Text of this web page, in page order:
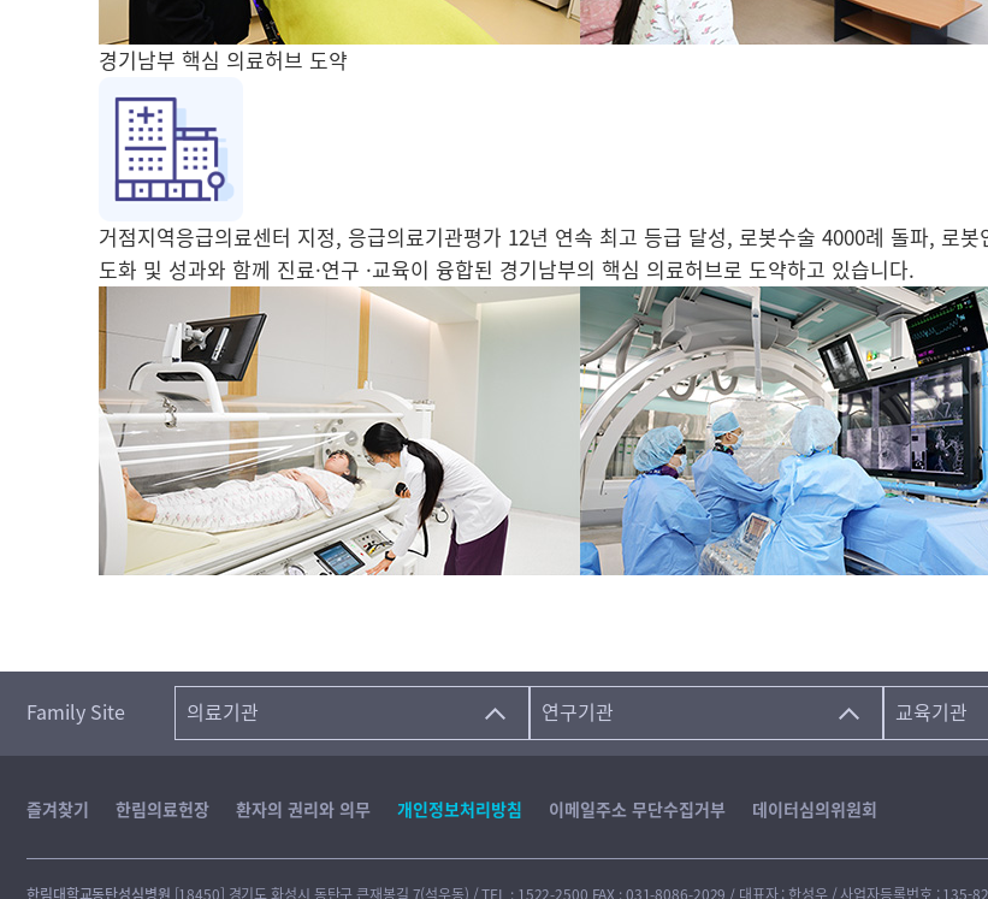
경기남부 핵심 의료허브 도약
거점지역응급의료센터 지정, 응급의료기관평가 12년 연속 최고 등급 달성, 로봇수술 4000례 돌파, 로
도화 및 성과와 함께 진료·연구 ·교육이 융합된 경기남부의 핵심 의료허브로 도약하고 있습니다.
Family Site 의료기관 연구기관 교육기관
즐겨찾기 한림의료헌장 환자의 권리와 의무 개인정보처리방침 이메일주소 무단수집거부 데이터심의위원회
한림대학교동탄성심병원 [18450] 경기도 화성시 동탄구 큰재봉길 7(석우동) / TEL : 1522-2500 FAX : 031-8086-2029 / 대표자 : 한성우 / 사업자등록번호 : 135-